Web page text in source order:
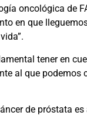
oncológica de
en que
tener en
al que
de próstata